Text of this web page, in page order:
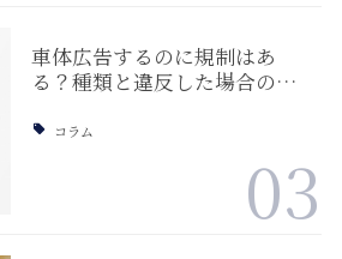
車体広告するのに規制はあ
る？種類と違反した場合の…
コラム
03